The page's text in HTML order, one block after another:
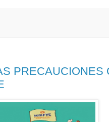
PRECAUCIONES